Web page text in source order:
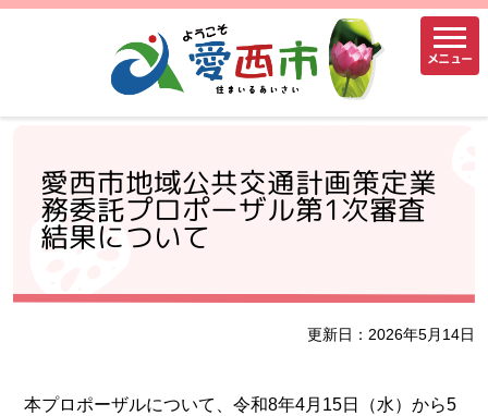
メニュー
愛西市地域公共交通計画策定業
務委託プロポーザル第1次審査
結果について
更新日：2026年5月14日
本プロポーザルについて、令和8年4月15日（水）から5